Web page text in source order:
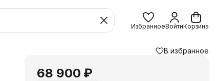
ИзбранноеВойтиКорзина
В избранное
68 900 ₽